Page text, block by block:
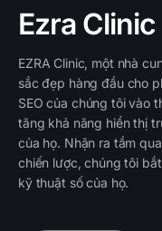
Ezra Clinic
EZRA Clinic, một nhà
sắc đẹp hàng đầu cho
SEO của chúng tôi vào
tăng khả năng hiển thị
của họ. Nhận ra tầm
chiến lược, chúng tôi
kỹ thuật số của họ.